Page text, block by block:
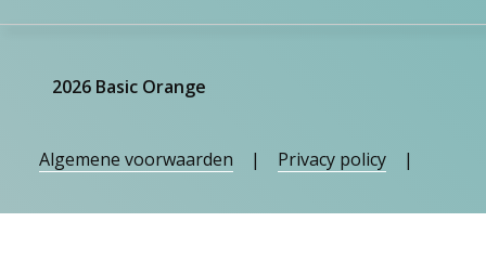
2026 Basic Orange
Algemene voorwaarden Privacy policy